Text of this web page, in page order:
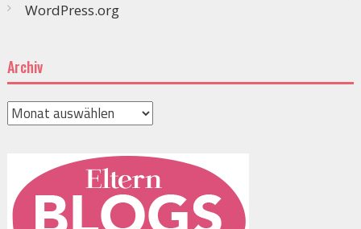
WordPress.org
Archiv
Archiv